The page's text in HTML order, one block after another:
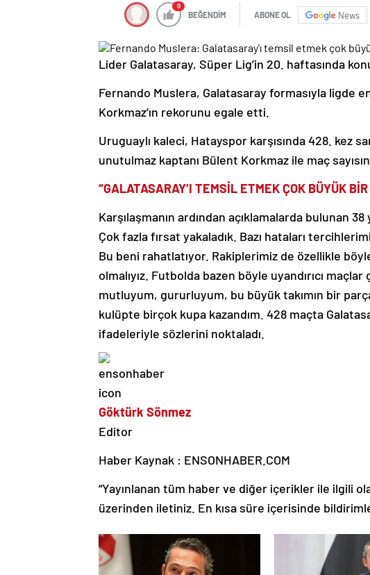
0
BEĞENDİM ABONE OL News
Lider Galatasaray, Süper Lig’in 20. haftasında
Fernando Muslera, Galatasaray formasıyla ligde
Korkmaz’ın rekorunu egale etti.
Uruguaylı kaleci, Hatayspor karşısında 428. kez
unutulmaz kaptanı Bülent Korkmaz ile maç
“GALATASARAY’I TEMSİL ETMEK ÇOK BÜYÜK BİR
Karşılaşmanın ardından açıklamalarda bulunan 38
Çok fazla fırsat yakaladık. Bazı hataları
Bu beni rahatlatıyor. Rakiplerimiz de özellikle
olmalıyız. Futbolda bazen böyle uyandırıcı
mutluyum, gururluyum, bu büyük takımın bir
kulüpte birçok kupa kazandım. 428 maçta
ifadeleriyle sözlerini noktaladı.
Göktürk Sönmez
Editor
Haber Kaynak : ENSONHABER.COM
“Yayınlanan tüm haber ve diğer içerikler ile ilgili
üzerinden iletiniz. En kısa süre içerisinde